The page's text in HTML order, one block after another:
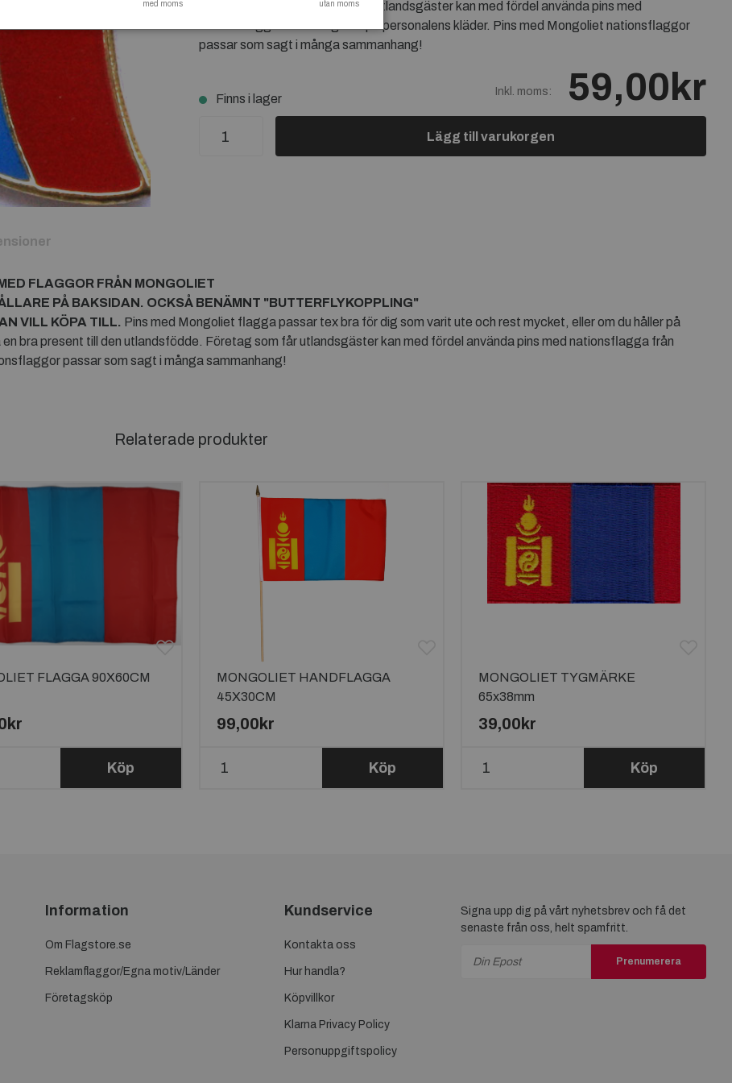
utlandsfödde. Företag som får utlandsgäster kan med fördel använda pins med
nationsflagga från Mongoliet på personalens kläder. Pins med Mongoliet nationsflaggor
passar som sagt i många sammanhang!
Finns i lager
Inkl. moms: 59,00kr
Lägg till varukorgen
FLAGGOR FRÅN MONGOLIET
PÅ BAKSIDAN. OCKSÅ BENÄMNT "BUTTERFLYKOPPLING"
VILL KÖPA TILL. Pins med Mongoliet flagga passar tex bra för dig som varit ute och rest mycket, eller om du håller på
bra present till den utlandsfödde. Företag som får utlandsgäster kan med fördel använda pins med nationsflagga från
passar som sagt i många sammanhang!
Relaterade produkter
FLAGGA 90X60CM
Köp
MONGOLIET HANDFLAGGA
45X30CM
99,00kr
Köp
MONGOLIET TYGMÄRKE
65x38mm
39,00kr
Köp
Information
Om Flagstore.se
Reklamflaggor/Egna motiv/Länder
Företagsköp
Kundservice
Kontakta oss
Hur handla?
Köpvillkor
Klarna Privacy Policy
Personuppgiftspolicy
Signa upp dig på vårt nyhetsbrev och få det
senaste från oss, helt spamfritt.
Prenumerera
med moms utan moms